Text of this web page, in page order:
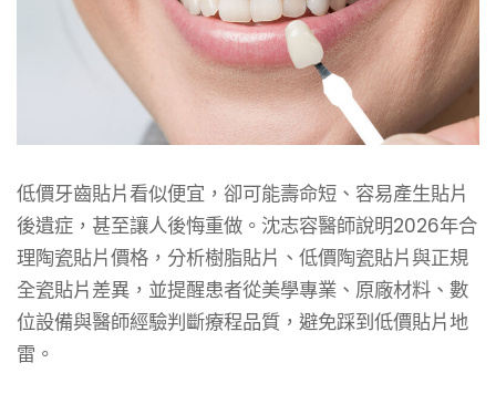
低價牙齒貼片看似便宜，卻可能壽命短、容易產生貼片
後遺症，甚至讓人後悔重做。沈志容醫師說明2026年合
理陶瓷貼片價格，分析樹脂貼片、低價陶瓷貼片與正規
全瓷貼片差異，並提醒患者從美學專業、原廠材料、數
位設備與醫師經驗判斷療程品質，避免踩到低價貼片地
雷。